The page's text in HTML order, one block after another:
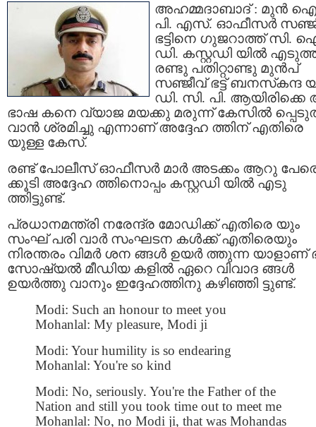
അഹമ്മദാബാദ് : മുൻ
പി. എസ്. ഓഫീസർ
ഭട്ടിനെ ഗുജറാത്ത് സി.
ഡി. കസ്റ്റഡി യില്‍
രണ്ടു പതിറ്റാണ്ടു മുന്‍പ്
സഞ്ജീവ് ഭട്ട് ബനസ്‌കന്ദ
ഡി. സി. പി. ആയിരിക്കെ
ഭാഷ കനെ വ്യാജ മയക്കു മരുന്ന് കേസിൽ
വാന്‍ ശ്രമിച്ചു എന്നാണ് അദ്ദേഹ ത്തിന് എതിരെ
യുള്ള കേസ്.
രണ്ട് പോലീസ് ഓഫീസര്‍ മാര്‍ അടക്കം ആറു
ക്കൂടി അദ്ദേഹ ത്തിനൊപ്പം കസ്റ്റഡി യില്‍ എടു
ത്തിട്ടുണ്ട്.
പ്രധാനമന്ത്രി നരേന്ദ്ര മോഡിക്ക് എതിരെ യും
സംഘ് പരി വാര്‍ സംഘടന കള്‍ക്ക് എതിരെയും
നിരന്തരം വിമര്‍ ശന ങ്ങള്‍ ഉയര്‍ ത്തുന്ന യാളാണ്
സോഷ്യല്‍ മീഡിയ കളില്‍ ഏറെ വിവാദ ങ്ങള്‍
ഉയര്‍ത്തു വാനും ഇദ്ദേഹത്തിനു കഴിഞ്ഞി ട്ടുണ്ട്.
Modi: Such an honour to meet you
Mohanlal: My pleasure, Modi ji
Modi: Your humility is so endearing
Mohanlal: You're so kind
Modi: No, seriously. You're the Father of the
Nation and still you took time out to meet me
Mohanlal: No, no Modi ji, that was Mohandas